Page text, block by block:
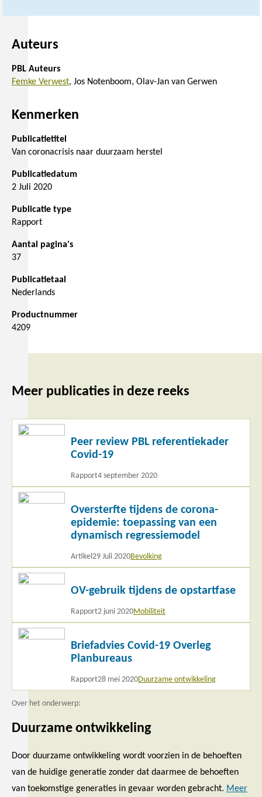
Auteurs
PBL Auteurs
Femke Verwest Jos Notenboom Olav-Jan van Gerwen
Kenmerken
Publicatietitel
Van coronacrisis naar duurzaam herstel
Publicatiedatum
2 Juli 2020
Publicatie type
Rapport
Aantal pagina's
37
Publicatietaal
Nederlands
Productnummer
4209
Meer publicaties in deze reeks
Peer review PBL referentiekader
Covid-19
Rapport4 september 2020
Lees
Oversterfte tijdens de corona-
epidemie: toepassing van een
dynamisch regressiemodel
Artikel29 Juli 2020Bevolking
Lees
OV-gebruik tijdens de opstartfase
Rapport2 juni 2020Mobiliteit
Lees
Briefadvies Covid-19 Overleg
Planbureaus
Rapport28 mei 2020Duurzame ontwikkeling
Lees
Over het onderwerp:
Duurzame ontwikkeling
Door duurzame ontwikkeling wordt voorzien in de behoeften
van de huidige generatie zonder dat daarmee de behoeften
van toekomstige generaties in gevaar worden gebracht. Meer